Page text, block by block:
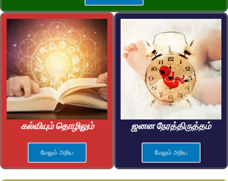
கல்வியும் தொழிலும்
மேலும் அறிய
ஜனன நேரத்திருத்தம்
மேலும் அறிய